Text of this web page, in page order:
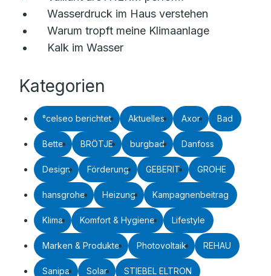
Wasserdruck im Haus verstehen
Warum tropft meine Klimaanlage
Kalk im Wasser
Kategorien
°celseo berichtet Aktuelles Axor Bad
Bette BRÖTJE burgbad Danfoss
Design Förderung GEBERIT GROHE
hansgrohe Heizung Kampagnenbeitrag
Klima Komfort & Hygiene Lifestyle
Marken & Produkte Photovoltaik REHAU
Sanipa Solar STIEBEL ELTRON